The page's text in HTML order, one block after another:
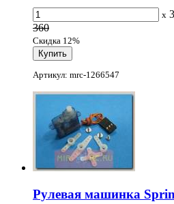
x
360
Скидка 12%
Артикул: mrc-1266547
Рулевая машинка